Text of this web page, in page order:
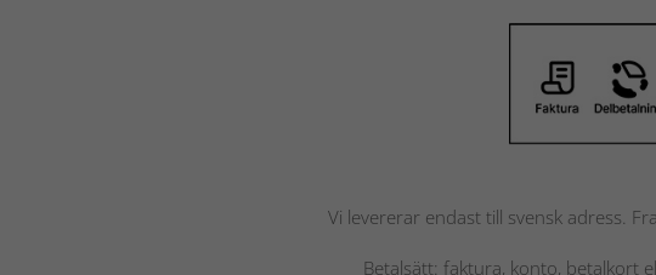
Vi levererar endast till svensk adress.
Betalsätt: faktura, konto, betalkort